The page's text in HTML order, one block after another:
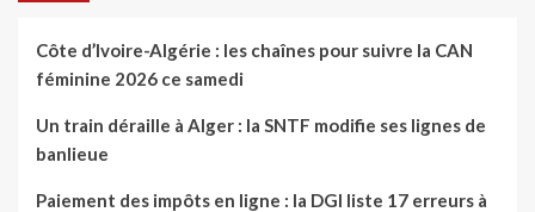
Côte d’Ivoire-Algérie : les chaînes pour suivre la CAN
féminine 2026 ce samedi
Un train déraille à Alger : la SNTF modifie ses lignes de
banlieue
Paiement des impôts en ligne : la DGI liste 17 erreurs à